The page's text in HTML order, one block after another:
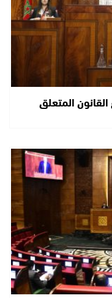
المتعلق